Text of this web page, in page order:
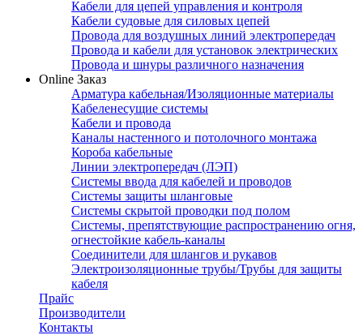
Кабели для цепей управления и контроля
Кабели судовые для силовых цепей
Провода для воздушных линий электропередач
Провода и кабели для установок электрических
Провода и шнуры различного назначения
Online Заказ
Арматура кабельная/Изоляционные материалы
Кабеленесущие системы
Кабели и провода
Каналы настенного и потолочного монтажа
Короба кабельные
Линии электропередач (ЛЭП)
Системы ввода для кабелей и проводов
Системы защиты шланговые
Системы скрытой проводки под полом
Системы, препятствующие распространению огня,
огнестойкие кабель-каналы
Соединители для шлангов и рукавов
Электроизоляционные трубы/Трубы для защиты
кабеля
Прайс
Производители
Контакты